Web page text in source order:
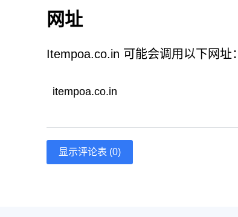
网址
Itempoa.co.in 可能会调用以下网址：
itempoa.co.in
显示评论表 (0)